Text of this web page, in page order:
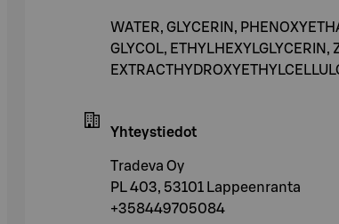
WATER, GLYCERIN,
GLYCOL,
Yhteystiedot
Tradeva Oy
PL 403, 53101 Lappeenranta
+358449705084